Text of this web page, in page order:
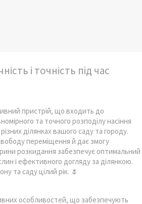
і точність під час
пристрій, що входить до
та точного розподілу насіння
ділянках вашого саду та городу.
переміщення й дає змогу
розкидання забезпечує оптимальний
і ефективного догляду за ділянкою.
та саду цілий рік. 🌷
особливостей, що забезпечують